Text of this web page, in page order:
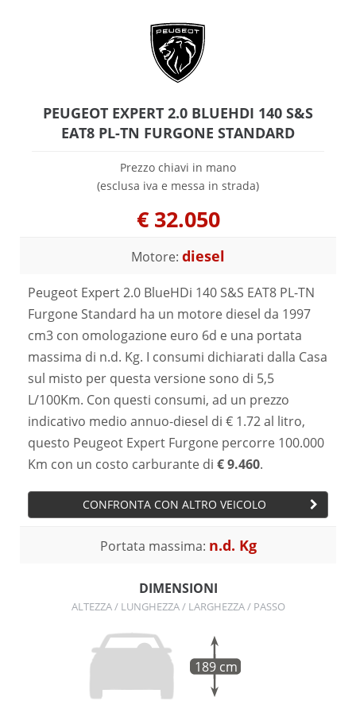
PEUGEOT EXPERT 2.0 BLUEHDI 140 S&S
EAT8 PL-TN FURGONE STANDARD
Prezzo chiavi in mano
(esclusa iva e messa in strada)
€ 32.050
Motore: diesel
Peugeot Expert 2.0 BlueHDi 140 S&S EAT8 PL-TN
Furgone Standard ha un motore diesel da 1997
cm3 con omologazione euro 6d e una portata
massima di n.d. Kg. I consumi dichiarati dalla Casa
sul misto per questa versione sono di 5,5
L/100Km. Con questi consumi, ad un prezzo
indicativo medio annuo-diesel di € 1.72 al litro,
questo Peugeot Expert Furgone percorre 100.000
Km con un costo carburante di € 9.460.
CONFRONTA CON ALTRO VEICOLO
Portata massima: n.d. Kg
DIMENSIONI
ALTEZZA / LUNGHEZZA / LARGHEZZA / PASSO
189 cm